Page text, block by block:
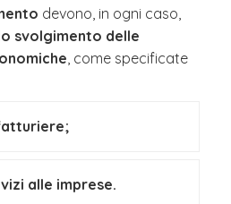
devono, in ogni caso,
svolgimento delle
, come specificate
alle imprese.